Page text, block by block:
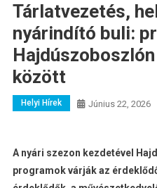
Tárlatvezetés,
nyárindító buli:
között
Helyi Hírek Június 22, 2026
A nyári szezon kezdetével
programok várják az